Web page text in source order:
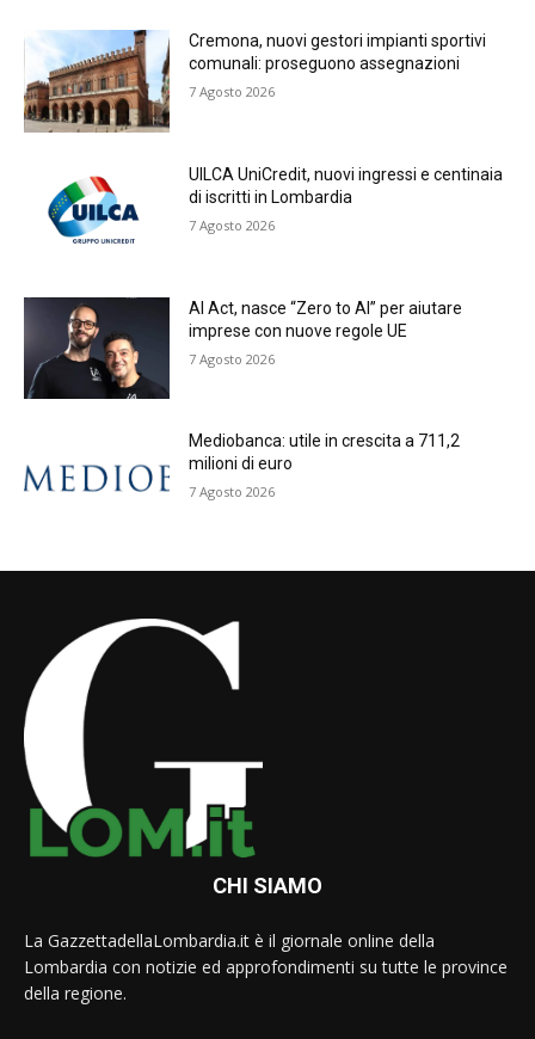
Cremona, nuovi gestori impianti sportivi
comunali: proseguono assegnazioni
7 Agosto 2026
UILCA UniCredit, nuovi ingressi e centinaia
di iscritti in Lombardia
7 Agosto 2026
AI Act, nasce “Zero to AI” per aiutare
imprese con nuove regole UE
7 Agosto 2026
Mediobanca: utile in crescita a 711,2
milioni di euro
7 Agosto 2026
CHI SIAMO
La GazzettadellaLombardia.it è il giornale online della
Lombardia con notizie ed approfondimenti su tutte le province
della regione.